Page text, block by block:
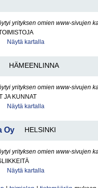
yrityksen omien www-sivujen
Näytä kartalla
HÄMEENLINNA
yrityksen omien www-sivujen
JA KUNNAT
Näytä kartalla
Oy HELSINKI
yrityksen omien www-sivujen
Näytä kartalla